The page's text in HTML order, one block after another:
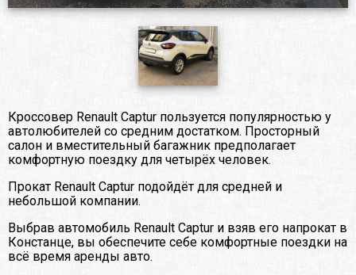
Кроссовер Renault Captur пользуется популярностью у
автолюбителей со средним достатком. Просторный
салон и вместительный багажник предполагает
комфортную поездку для четырёх человек.
Прокат Renault Captur подойдёт для средней и
небольшой компании.
Выбрав автомобиль Renault Captur и взяв его напрокат в
Констанце, вы обеспечите себе комфортные поездки на
всё время аренды авто.